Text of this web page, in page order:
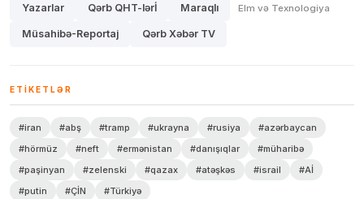
Yazarlar Qərb QHT-lərİ Maraqlı Elm və Texnologiya
Müsahibə-Reportaj Qərb Xəbər TV
ETIKETLƏR
#iran #abş #tramp #ukrayna #rusiya
#azərbaycan
#hörmüz
#neft #ermənistan #danışıqlar
#müharibə
#paşinyan
#zelenski #qazax #atəşkəs #israil
#Aİ
#putin
#ÇİN #Türkiyə